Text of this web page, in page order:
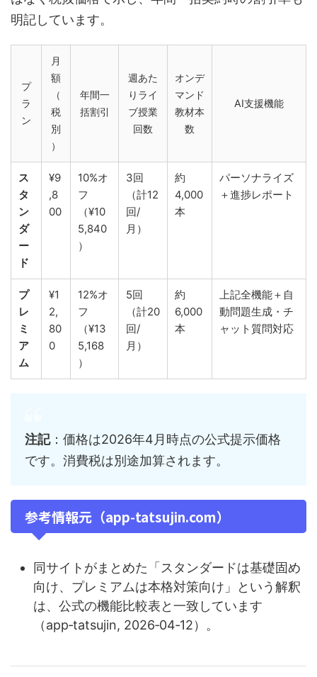
明記しています。
プ
ラ
ン
月
額
（
税
別
）
年間一
括割引
週あた
りライ
ブ授業
回数
オンデ
マンド
教材本
数
AI支援機能
ス
タ
ン
ダ
ー
ド
¥9
,8
00
10%オ
フ
（¥10
5,840
）
3回
（計12
回/​
月）
約
4,000
本
パーソナライズ
＋進捗レポート
プ
レ
ミ
ア
ム
¥1
2,
80
0
12%オ
フ
（¥13
5,168
）
5回
（計20
回/​
月）
約
6,000
本
上記全機能＋自
動問題生成・チ
ャット質問対応
注記：価格は2026年4月時点の公式提示価格
です。消費税は別途加算されます。
参考情報元（app‑tatsujin.com）
同サイトがまとめた「スタンダードは基礎固め
向け、プレミアムは本格対策向け」という解釈
は、公式の機能比較表と一致しています
（app‑tatsujin, 2026‑04‑12）。